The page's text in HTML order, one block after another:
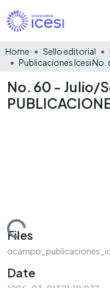
Home Sello editorial
Publicaciones Icesi No.
No. 60 - Julio/
Loading...
Files
Date